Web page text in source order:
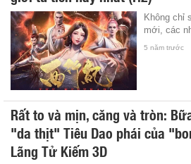
Không chỉ
mới, các
5 năm trước
Rất to và mịn, căng và tròn:
"da thịt" Tiêu Dao phái của
Lãng Tử Kiếm 3D